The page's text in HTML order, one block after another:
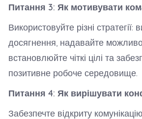
Питання 3: Як мотивувати
Використовуйте різні стратегії:
досягнення, надавайте
встановлюйте чіткі цілі та
позитивне робоче середовище.
Питання 4: Як вирішувати
Забезпечте відкриту